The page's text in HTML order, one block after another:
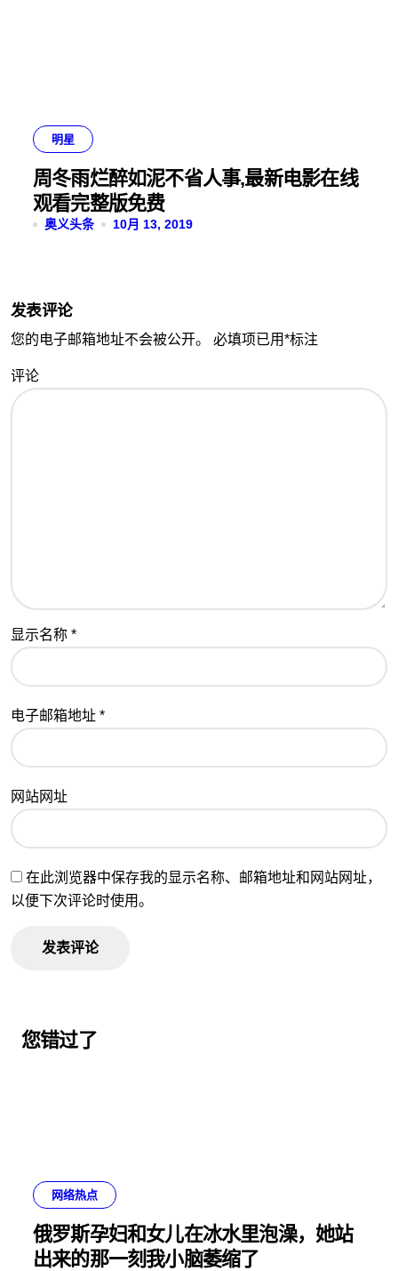
明星
周冬雨烂醉如泥不省人事,最新电影在线
观看完整版免费
奥义头条 10月 13, 2019
发表评论
您的电子邮箱地址不会被公开。 必填项已用*标注
评论
显示名称 *
电子邮箱地址 *
网站网址
在此浏览器中保存我的显示名称、邮箱地址和网站网址，
以便下次评论时使用。
您错过了
网络热点
俄罗斯孕妇和女儿在冰水里泡澡，她站
出来的那一刻我小脑萎缩了